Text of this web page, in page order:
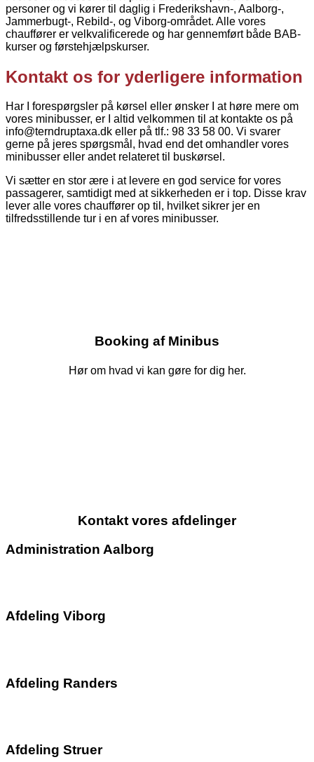
personer og vi kører til daglig i Frederikshavn-, Aalborg-,
Jammerbugt-, Rebild-, og Viborg-området. Alle vores
chauffører er velkvalificerede og har gennemført både BAB-
kurser og førstehjælpskurser.
Kontakt os for yderligere information
Har I forespørgsler på kørsel eller ønsker I at høre mere om
vores minibusser, er I altid velkommen til at kontakte os på
info@terndruptaxa.dk eller på tlf.: 98 33 58 00. Vi svarer
gerne på jeres spørgsmål, hvad end det omhandler vores
minibusser eller andet relateret til buskørsel.
Vi sætter en stor ære i at levere en god service for vores
passagerer, samtidigt med at sikkerheden er i top. Disse krav
lever alle vores chauffører op til, hvilket sikrer jer en
tilfredsstillende tur i en af vores minibusser.
Booking af Minibus
Hør om hvad vi kan gøre for dig her.
Kontakt vores afdelinger
Administration Aalborg
Afdeling Viborg
Afdeling Randers
Afdeling Struer